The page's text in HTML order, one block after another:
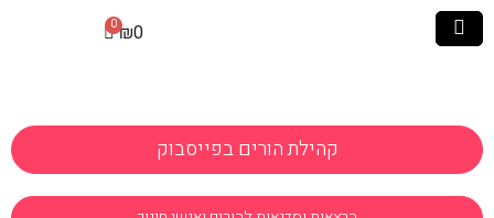
₪0
קהילת הורים בפייסבוק